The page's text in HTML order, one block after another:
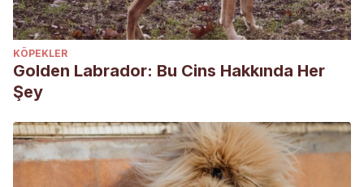
KÖPEKLER
Golden Labrador: Bu Cins Hakkında Her
Şey